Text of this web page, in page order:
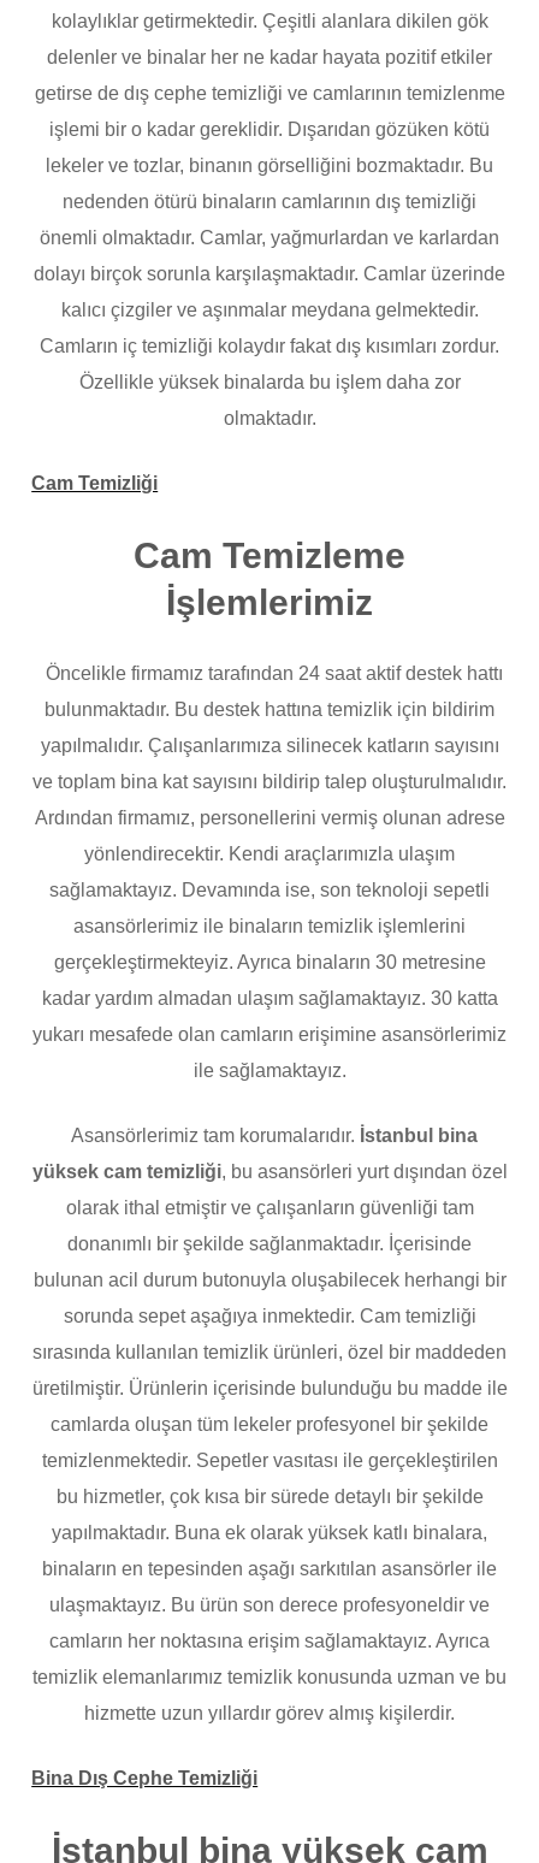
kolaylıklar getirmektedir. Çeşitli alanlara dikilen gök
delenler ve binalar her ne kadar hayata pozitif etkiler
getirse de dış cephe temizliği ve camlarının temizlenme
işlemi bir o kadar gereklidir. Dışarıdan gözüken kötü
lekeler ve tozlar, binanın görselliğini bozmaktadır. Bu
nedenden ötürü binaların camlarının dış temizliği
önemli olmaktadır. Camlar, yağmurlardan ve karlardan
dolayı birçok sorunla karşılaşmaktadır. Camlar üzerinde
kalıcı çizgiler ve aşınmalar meydana gelmektedir.
Camların iç temizliği kolaydır fakat dış kısımları zordur.
Özellikle yüksek binalarda bu işlem daha zor
olmaktadır.
Cam Temizliği
Cam Temizleme
İşlemlerimiz
Öncelikle firmamız tarafından 24 saat aktif destek hattı
bulunmaktadır. Bu destek hattına temizlik için bildirim
yapılmalıdır. Çalışanlarımıza silinecek katların sayısını
ve toplam bina kat sayısını bildirip talep oluşturulmalıdır.
Ardından firmamız, personellerini vermiş olunan adrese
yönlendirecektir. Kendi araçlarımızla ulaşım
sağlamaktayız. Devamında ise, son teknoloji sepetli
asansörlerimiz ile binaların temizlik işlemlerini
gerçekleştirmekteyiz. Ayrıca binaların 30 metresine
kadar yardım almadan ulaşım sağlamaktayız. 30 katta
yukarı mesafede olan camların erişimine asansörlerimiz
ile sağlamaktayız.
Asansörlerimiz tam korumalarıdır. İstanbul bina
yüksek cam temizliği, bu asansörleri yurt dışından özel
olarak ithal etmiştir ve çalışanların güvenliği tam
donanımlı bir şekilde sağlanmaktadır. İçerisinde
bulunan acil durum butonuyla oluşabilecek herhangi bir
sorunda sepet aşağıya inmektedir. Cam temizliği
sırasında kullanılan temizlik ürünleri, özel bir maddeden
üretilmiştir. Ürünlerin içerisinde bulunduğu bu madde ile
camlarda oluşan tüm lekeler profesyonel bir şekilde
temizlenmektedir. Sepetler vasıtası ile gerçekleştirilen
bu hizmetler, çok kısa bir sürede detaylı bir şekilde
yapılmaktadır. Buna ek olarak yüksek katlı binalara,
binaların en tepesinden aşağı sarkıtılan asansörler ile
ulaşmaktayız. Bu ürün son derece profesyoneldir ve
camların her noktasına erişim sağlamaktayız. Ayrıca
temizlik elemanlarımız temizlik konusunda uzman ve bu
hizmette uzun yıllardır görev almış kişilerdir.
Bina Dış Cephe Temizliği
İstanbul bina yüksek cam